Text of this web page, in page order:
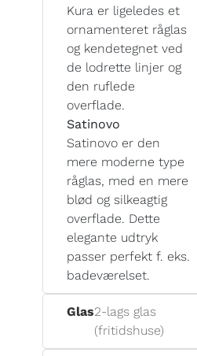
Kura er ligeledes et
ornamenteret råglas
og kendetegnet ved
de lodrette linjer og
den ruflede
overflade.
Satinovo
Satinovo er den
mere moderne type
råglas, med en mere
blød og silkeagtig
overflade. Dette
elegante udtryk
passer perfekt f. eks.
badeværelset.
Glas2-lags glas
(fritidshuse)